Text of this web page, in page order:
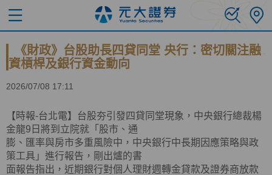
《財政》台股助長四貸同堂 央行：密切關注融
資槓桿及銀行資金動向
2026/07/08 17:11
【時報-台北電】台股夯引發四貸同堂現象，中央銀行總裁楊
金龍9日將到立院就「股市、通
膨、匯率與房市多重風險中，中央銀行中長期因應策略與政
策工具」進行報告，剛出爐的書
面報告指出，近期銀行對個人理財週轉金貸款及證券商放款